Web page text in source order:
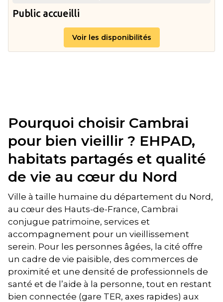
Public accueilli
Voir les disponibilités
Pourquoi choisir Cambrai
pour bien vieillir ? EHPAD,
habitats partagés et qualité
de vie au cœur du Nord
Ville à taille humaine du département du Nord,
au cœur des Hauts-de-France, Cambrai
conjugue patrimoine, services et
accompagnement pour un vieillissement
serein. Pour les personnes âgées, la cité offre
un cadre de vie paisible, des commerces de
proximité et une densité de professionnels de
santé et de l’aide à la personne, tout en restant
bien connectée (gare TER, axes rapides) aux